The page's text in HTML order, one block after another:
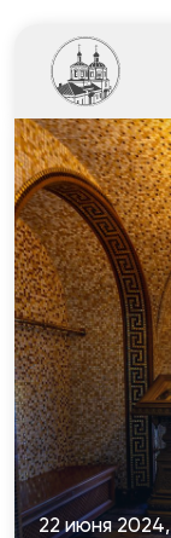
22 июня